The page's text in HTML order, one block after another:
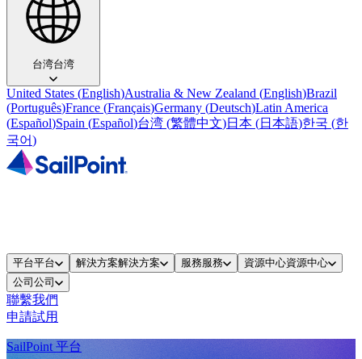
台湾台湾
United States (English)Australia & New Zealand (English)Brazil
(Português)France (Français)Germany (Deutsch)Latin America
(Español)Spain (Español)台湾 (繁體中文)日本 (日本語)한국 (한
국어)
平台平台 解決方案解決方案 服務服務 資源中心資源中心
公司 公司
聯繫我們
申請試用
SailPoint 平台